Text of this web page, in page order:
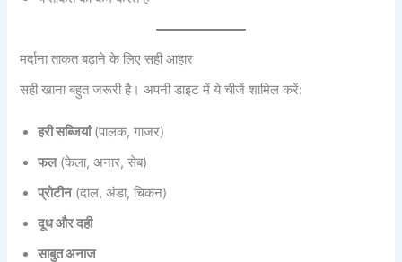
मर्दाना ताकत बढ़ाने के लिए सही आहार
सही खाना बहुत जरूरी है। अपनी डाइट में ये चीजें शामिल करें:
हरी सब्जियां(पालक, गाजर)
फल(केला, अनार, सेब)
प्रोटीन(दाल, अंडा, चिकन)
दूध और दही
साबुत अनाज